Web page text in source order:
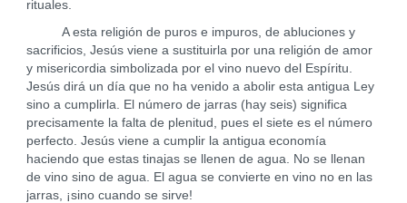
rituales.
A esta religión de puros e impuros, de abluciones y
sacrificios, Jesús viene a sustituirla por una religión de amor
y misericordia simbolizada por el vino nuevo del Espíritu.
Jesús dirá un día que no ha venido a abolir esta antigua Ley
sino a cumplirla. El número de jarras (hay seis) significa
precisamente la falta de plenitud, pues el siete es el número
perfecto. Jesús viene a cumplir la antigua economía
haciendo que estas tinajas se llenen de agua. No se llenan
de vino sino de agua. El agua se convierte en vino no en las
jarras, ¡sino cuando se sirve!